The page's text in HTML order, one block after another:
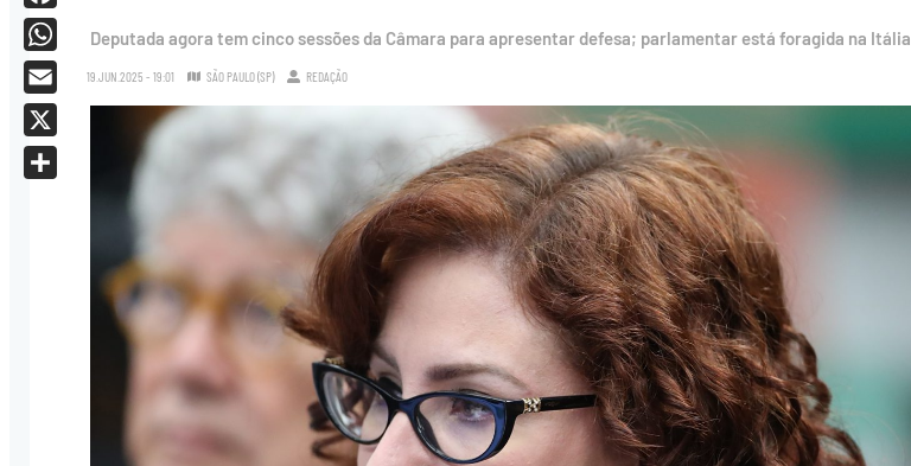
Deputada agora tem cinco sessões da Câmara para apresentar defesa; parlamentar está foragida na Itália
19.JUN.2025 - 19:01 SÃO PAULO (SP) REDAÇÃO
Facebook
WhatsApp
Email
X